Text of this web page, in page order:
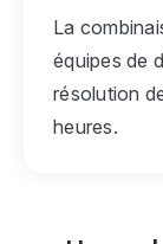
La
équipes de
résolution
heures.